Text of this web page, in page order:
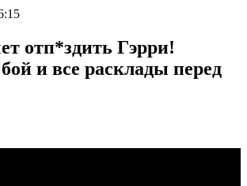
отп*здить Гэрри!
и все расклады перед